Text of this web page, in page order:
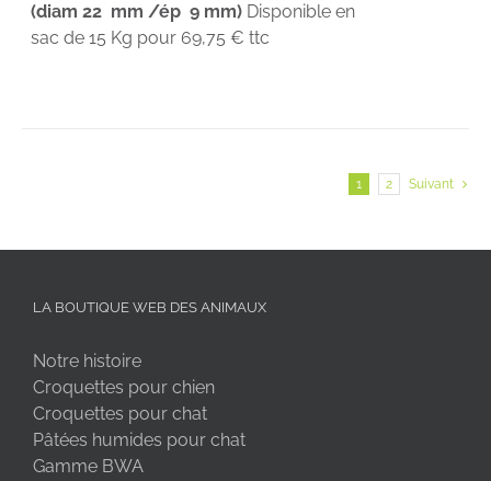
(diam 22 mm /ép 9 mm) Disponible en
sac de 15 Kg pour 69,75 € ttc
1 2 Suivant
LA BOUTIQUE WEB DES ANIMAUX
Notre histoire
Croquettes pour chien
Croquettes pour chat
Pâtées humides pour chat
Gamme BWA